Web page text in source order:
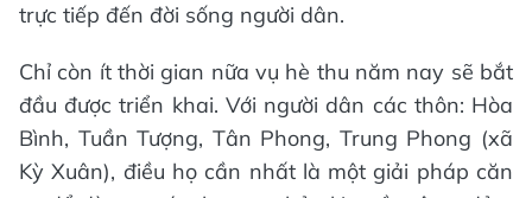
trực tiếp đến đời sống người dân.
Chỉ còn ít thời gian nữa vụ hè thu năm nay sẽ bắt
đầu được triển khai. Với người dân các thôn: Hòa
Bình, Tuần Tượng, Tân Phong, Trung Phong (xã
Kỳ Xuân), điều họ cần nhất là một giải pháp căn